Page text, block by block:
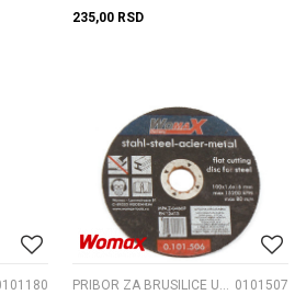
235,00 RSD
PRIBOR ZA BRUSILICE UGAONE 0101507